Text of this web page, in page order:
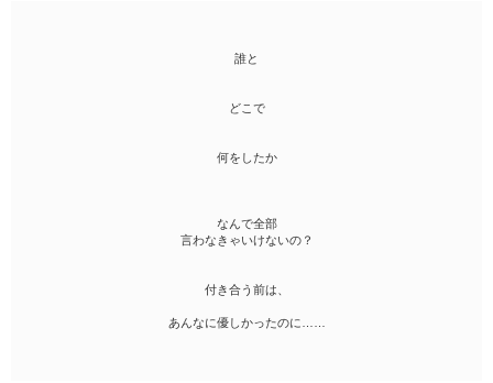
誰と
どこで
何をしたか
なんで全部
言わなきゃいけないの？
付き合う前は、
あんなに優しかったのに……